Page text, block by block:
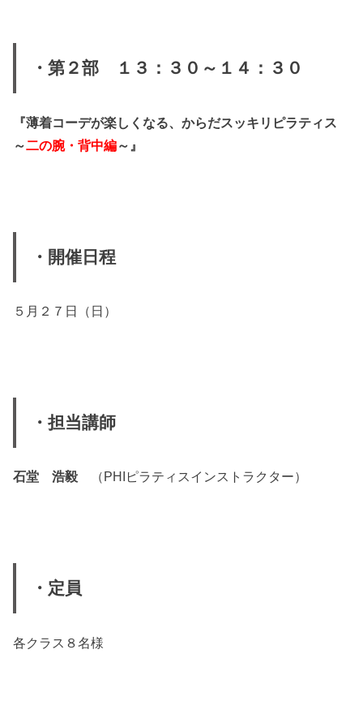
・第２部 １３：３０～１４：３０
『薄着コーデが楽しくなる、からだスッキリピラティス
～二の腕・背中編～』
・開催日程
５月２７日（日）
・担当講師
石堂 浩毅 （PHIピラティスインストラクター）
・定員
各クラス８名様